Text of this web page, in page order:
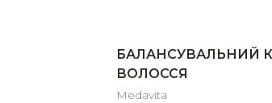
БАЛАНСУВАЛЬНИЙ
ВОЛОССЯ
Medavita